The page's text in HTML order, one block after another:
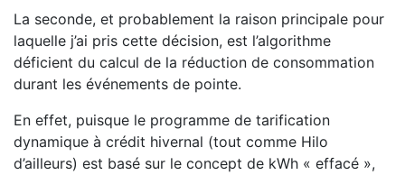
La seconde, et probablement la raison principale pour
laquelle j’ai pris cette décision, est l’algorithme
déficient du calcul de la réduction de consommation
durant les événements de pointe.
En effet, puisque le programme de tarification
dynamique à crédit hivernal (tout comme Hilo
d’ailleurs) est basé sur le concept de kWh « effacé »,